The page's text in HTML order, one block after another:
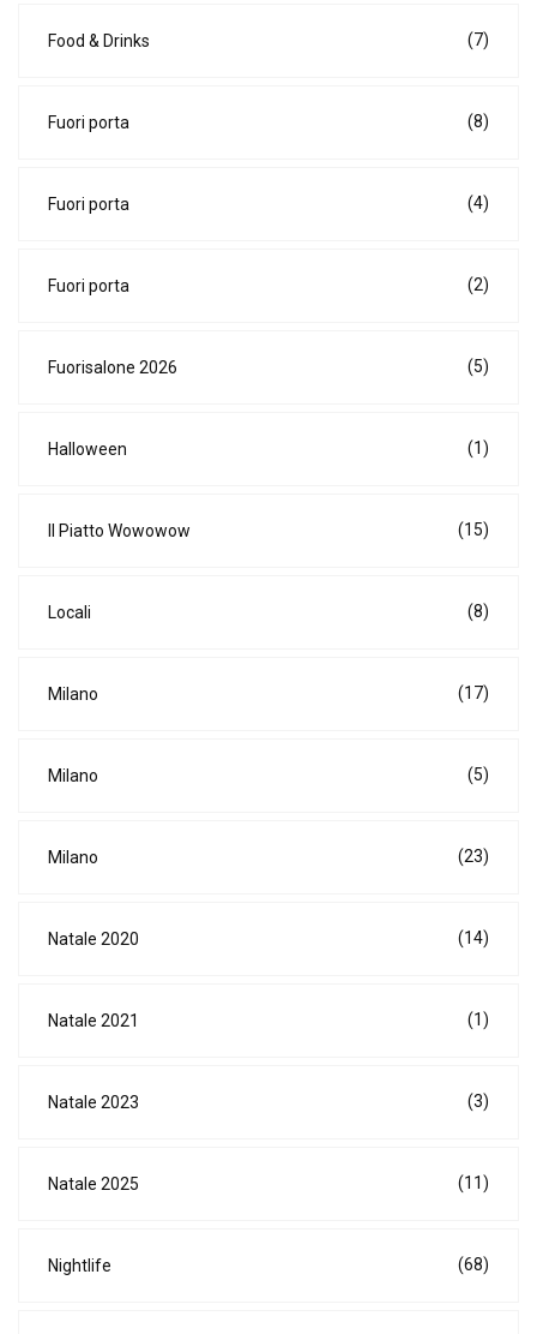
Food & Drinks (7)
Fuori porta (8)
Fuori porta (4)
Fuori porta (2)
Fuorisalone 2026 (5)
Halloween (1)
Il Piatto Wowowow (15)
Locali (8)
Milano (17)
Milano (5)
Milano (23)
Natale 2020 (14)
Natale 2021 (1)
Natale 2023 (3)
Natale 2025 (11)
Nightlife (68)